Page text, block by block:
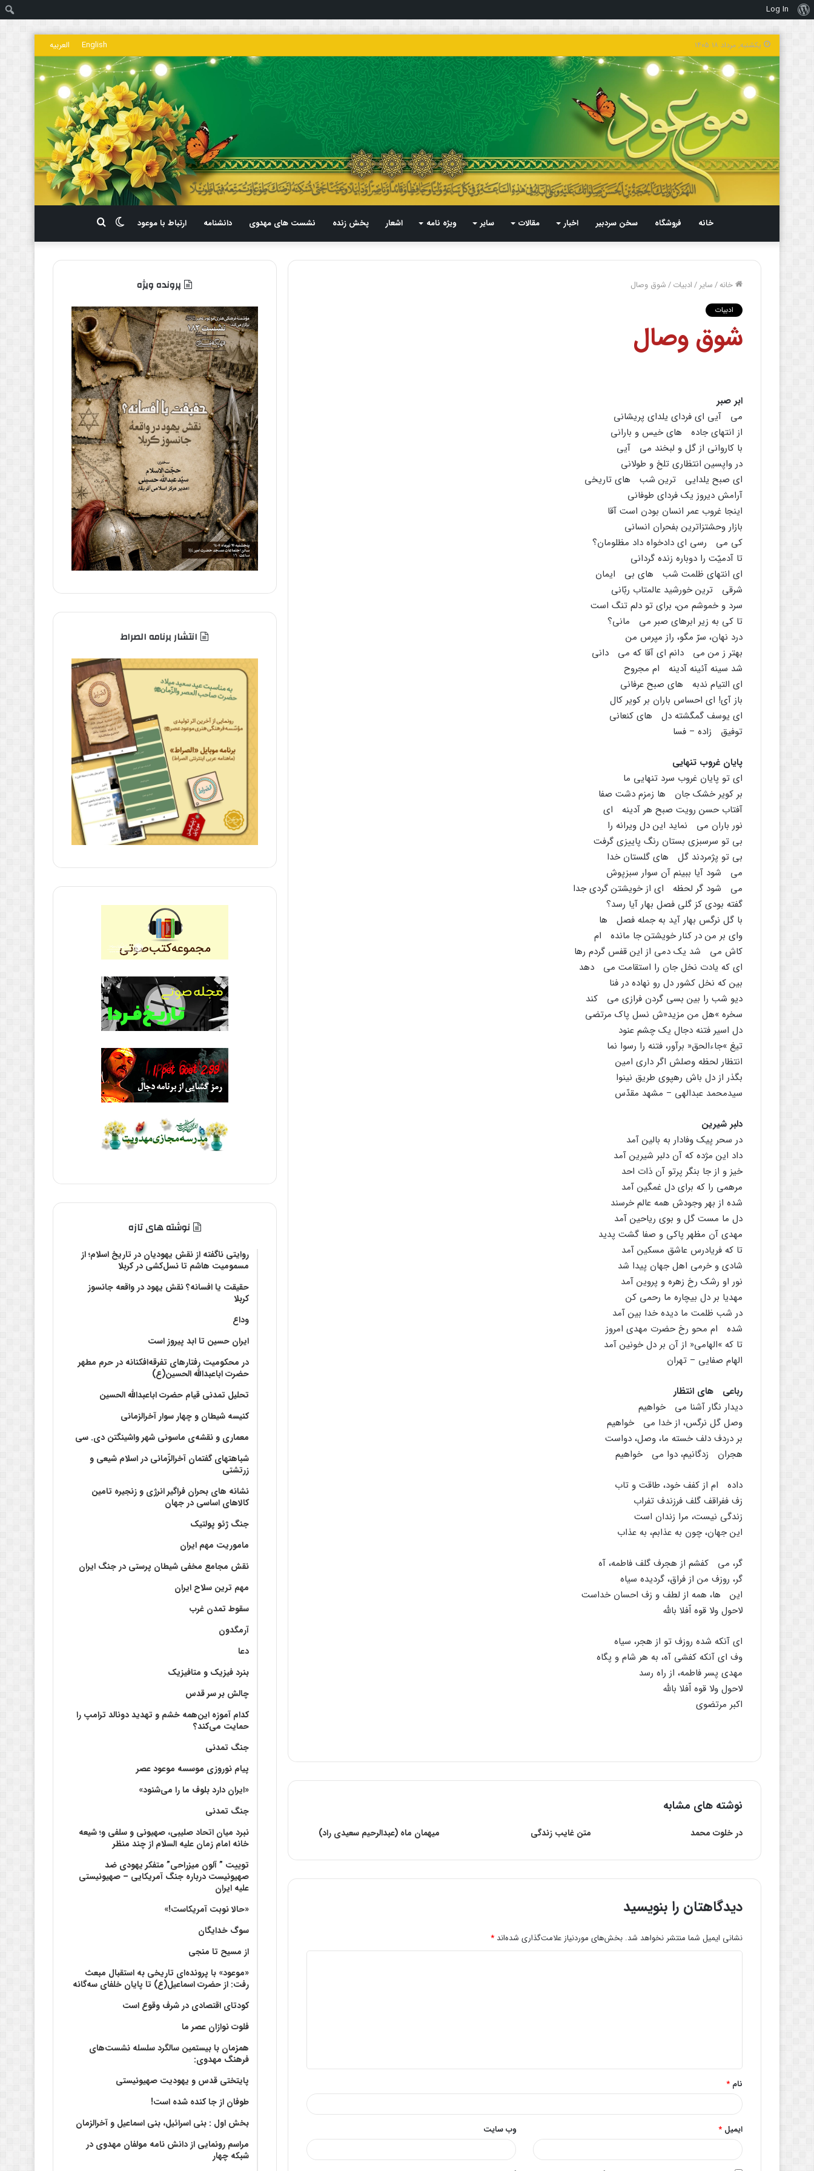
درباره
وردپرس
Log In
یکشنبه, مرداد ۱۸ ۱۴۰۵ English العربیه
خانه فروشگاه سخن سردبیر اخبار مقالات سایر ویژه نامه اشعار پخش زنده نشست های مهدوی دانشنامه ارتباط با موعود
برای
تغییر
پوسته
خانه/سایر /ادبیات/شوق وصال
ادبیات
شوق وصال
ابر صبر
مى آیى اى فرداى یلداى پریشانى
از انتهاى جاده هاى خیس و بارانى
با کاروانى از گل و لبخند مى آیى
در واپسین انتظارى تلخ و طولانى
اى صبح یلدایى ترین شب هاى تاریخى
آرامش دیروز یک فرداى طوفانى
اینجا غروب عمر انسان بودن است آقا
بازار وحشتزاترین بفحران انسانى
کى مى رسى اى دادخواه داد مظلومان؟
تا آدمیّت را دوباره زنده گردانى
اى انتهاى ظلمت شب هاى بى ایمان
شرقى ترین خورشید عالمتاب ربّانى
سرد و خموشم من، براى تو دلم تنگ است
تا کى به زیر ابرهاى صبر مى مانى؟
درد نهان، سرّ مگو، راز مپرس من
بهتر ز من مى دانم اى آقا که مى دانى
شد سینه آئینه آدینه ام مجروح
اى التیام ندبه هاى صبح عرفانى
باز آى! اى احساس باران بر کویر کال
اى یوسف گمگشته دل هاى کنعانى
توفیق زاده – فسا
پایان غروب تنهایى
اى تو پایان غروب سرد تنهایى ما
بر کویر خشک جان ها زمزم دشت صفا
آفتاب حسن رویت صبح هر آدینه اى
نور باران مى نماید این دل ویرانه را
بى تو سرسبزى بستان رنگ پاییزى گرفت
بى تو پژمردند گل هاى گلستان خدا
مى شود آیا ببینم آن سوار سبزپوش
مى شود گر لحظه اى از خویشتن گردى جدا
گفته بودى کز گلى فصل بهار آیا رسد؟
با گل نرگس بهار آید به جمله فصل ها
واى بر من در کنار خویشتن جا مانده ام
کاش مى شد یک دمى از این قفس گردم رها
اى که یادت نخل جان را استقامت مى دهد
بین که نخل کشور دل رو نهاده در فنا
دیو شب را بین بسى گردن فرازى مى کند
سخره »هل من مزید«ش نسل پاک مرتضى
دل اسیر فتنه دجال یک چشم عنود
تیغ »جاءالحق« برآور، فتنه را رسوا نما
انتظار لحظه وصلش اگر دارى امین
بگذر از دل باش رهپوى طریق نینوا
سیدمحمد عبدالهى – مشهد مقدّس
دلبر شیرین
در سحر پیک وفادار به بالین آمد
داد این مژده که آن دلبر شیرین آمد
خیز و از جا بنگر پرتو آن ذات احد
مرهمى را که براى دل غمگین آمد
شده از بهر وجودش همه عالم خرسند
دل ما مست گل و بوى ریاحین آمد
مهدى آن مظهر پاکى و صفا گشت پدید
تا که فریادرس عاشق مسکین آمد
شادى و خرمى اهل جهان پیدا شد
نور او رشک رخ زهره و پروین آمد
مهدیا بر دل بیچاره ما رحمى کن
در شب ظلمت ما دیده خدا بین آمد
شده ام محو رخ حضرت مهدى امروز
تا که »الهامى« از آن بر دل خونین آمد
الهام صفایى – تهران
رباعى هاى انتظار
دیدار نگار آشنا مى خواهیم
وصل گل نرگس، از خدا مى خواهیم
بر دردف دلف خسته ما، وصل، دواست
هجران زدگانیم، دوا مى خواهیم
داده ام از کفف خود، طاقت و تاب
زف ففراقف گلف فرزندف تفراب
زندگى نیست، مرا زندان است
این جهان، چون به عذابم، به عذاب
گر، مى کفشم از هجرف گلف فاطمه، آه
گر، روزف من از فراق، گردیده سیاه
این ها، همه از لطف و زف احسان خداست
لاحول ولا قوه اّفلا باللَّه
اى آنکه شده روزف تو از هجر، سیاه
وف اى آنکه کفشى آه، به هر شام و پگاه
مهدى پسر فاطمه، از راه رسد
لاحول ولا قوه اّفلا باللَّه
اکبر مرتضوى
نوشته های مشابه
در خلوت محمد متن غایب زندگى میهمان ماه (عبدالرحیم سعیدی راد)
دیدگاهتان را بنویسید
نشانی ایمیل شما منتشر نخواهد شد. بخش‌های موردنیاز علامت‌گذاری شده‌اند *
*
نام *
ایمیل * وب‌ سایت
پرونده ویژه
انتشار برنامه الصراط
نوشته های تازه
روایتی ناگفته از نقش یهودیان در تاریخ اسلام؛ از
مسمومیت هاشم تا نسل‌کشی در کربلا
حقیقت یا افسانه؟‌ نقش یهود در واقعه جانسوز
کربلا
وداع
ایران حسین تا ابد پیروز است
در محکومیت رفتارهای تفرقه‌افکنانه در حرم مطهر
حضرت اباعبدالله الحسین(ع)
تحلیل تمدنی قیام حضرت اباعبدالله الحسین
کنیسه شیطان و چهار سوار آخرالزمانی
معماری و نقشه‌ی ماسونی شهر واشينگتن دی. سی
شباهتهای گفتمان آخر‌الزّمانی در اسلام شیعی و
زرتشتی
نشانه های بحران فراگیر انرژی و زنجیره تامین
کالاهای اساسی در جهان
جنگ ژئو پولتیک
ماموریت مهم ایران
نقش مجامع مخفی شیطان پرستی در جنگ ایران
مهم ترین سلاح ایران
سقوط تمدن غرب
آرمگدون
دعا
بنرد فیزیک و متافیزیک
چالش بر سر قدس
کدام آموزه این‌همه خشم و تهدید دونالد ترامپ را
حمایت می‌کند؟
جنگ تمدنی
پیام نوروزی موسسه موعود عصر
«ایران دارد بلوف ما را می‌شنود»
جنگ تمدنی
نبرد میان اتحاد صلیبی، صهیونی و سلفی و؛ شیعه
خانه امام زمان علیه السلام از چند منظر
توییت ” آلون میزراحی” متفکر یهودی ضد
صهیونیست درباره جنگ آمریکایی – صهیونیستی
علیه ایران
«حالا نوبت آمریکاست!»
سوگ خدایگان
از مسیح تا منجی
«موعود» با پرونده‌ای تاریخی به استقبال مبعث
رفت: از حضرت اسماعیل(ع) تا پایان خلفای سه‌گانه
کودتای اقتصادی در شرف وقوع است
فلوت نوازان عصر ما
همزمان با بیستمین سالگرد سلسله نشست‌های
فرهنگ مهدوی:‌
پایتختی قدس و یهودیت صهیونیستی
طوفان از جا کنده شده است!
بخش اول : بنی اسرائیل، بنی اسماعیل و آخرالزمان
مراسم رونمایی از دانش نامه مولفان مهدوی در
شبکه چهار